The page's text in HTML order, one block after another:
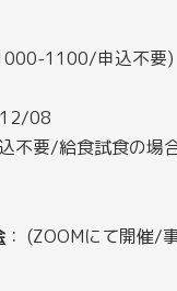
1100/申込不要)
08
不要/給食試食の場
： (ZOOMにて開催/